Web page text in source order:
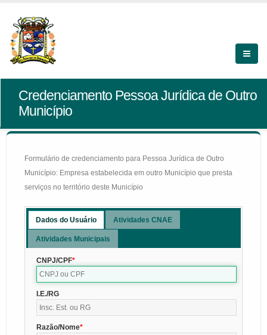
Credenciamento Pessoa Jurídica de Outro
Município
Formulário de credenciamento para Pessoa Jurídica de Outro
Município: Empresa estabelecida em outro Município que presta
serviços no território deste Município
Dados do Usuário Atividades CNAE
Atividades Municipais
CNPJ/CPF
I.E./RG
Razão/Nome